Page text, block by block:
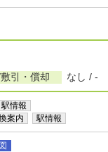
引・償却 なし / -
駅情報
案内 駅情報